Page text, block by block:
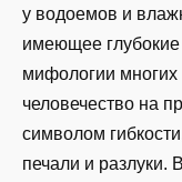
у водоемов и
имеющее глубокие
мифологии
человечество на
символом
печали и разлуки.